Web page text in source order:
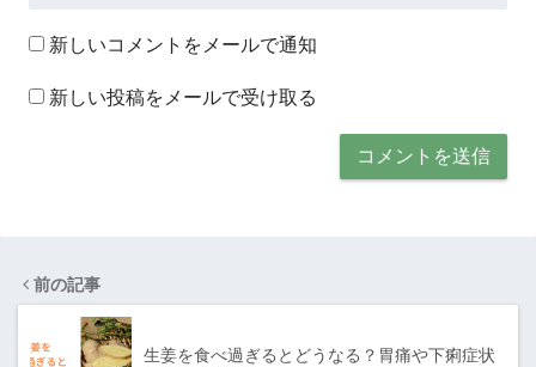
新しいコメントをメールで通知
新しい投稿をメールで受け取る
前の記事
生姜を食べ過ぎるとどうなる？胃痛や下痢症状